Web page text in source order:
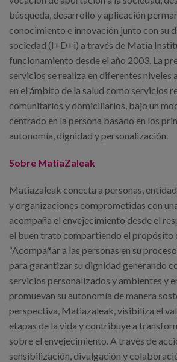
búsqueda, desarrollo y aplicación
conocimiento e innovación junto con su
sociedad (I+D+i) a través de Matia
funcionamiento desde el año 2003. La
servicios se realiza en diferentes niveles
en el ámbito de la salud como servicios
comunitarios y domiciliarios, bajo un
centrado en la persona basado en los
autonomía, dignidad y personalización.
Sobre MatiaZaleak
Matiazaleak conecta a personas,
y organizaciones comprometidas con
acompaña el envejecimiento desde el
el buen trato compartiendo el propósito
“Acompañar a las personas en su
para garantizar su dignidad generando
servicios personalizados y ambientes y
promuevan su autonomía de manera
perspectiva, Matiazaleak, visibiliza el
etapas de la vida y contribuye a
sobre el envejecimiento. A través de
sensibilización, divulgación y